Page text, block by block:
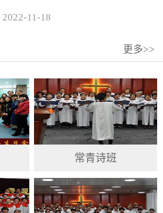
2022-11-18
更多>>
常青诗班